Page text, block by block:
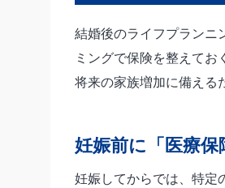
結婚後のライフプランニ
ミングで保険を整えてお
将来の家族増加に備える
妊娠前に「医療保
妊娠してからでは、特定